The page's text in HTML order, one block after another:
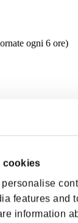
cookies
features and
information
ogni 6 ore)